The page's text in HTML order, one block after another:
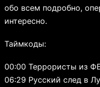
обо всем подробно,
интересно.
Таймкоды:
00:00 Террористы из
06:29 Русский след в